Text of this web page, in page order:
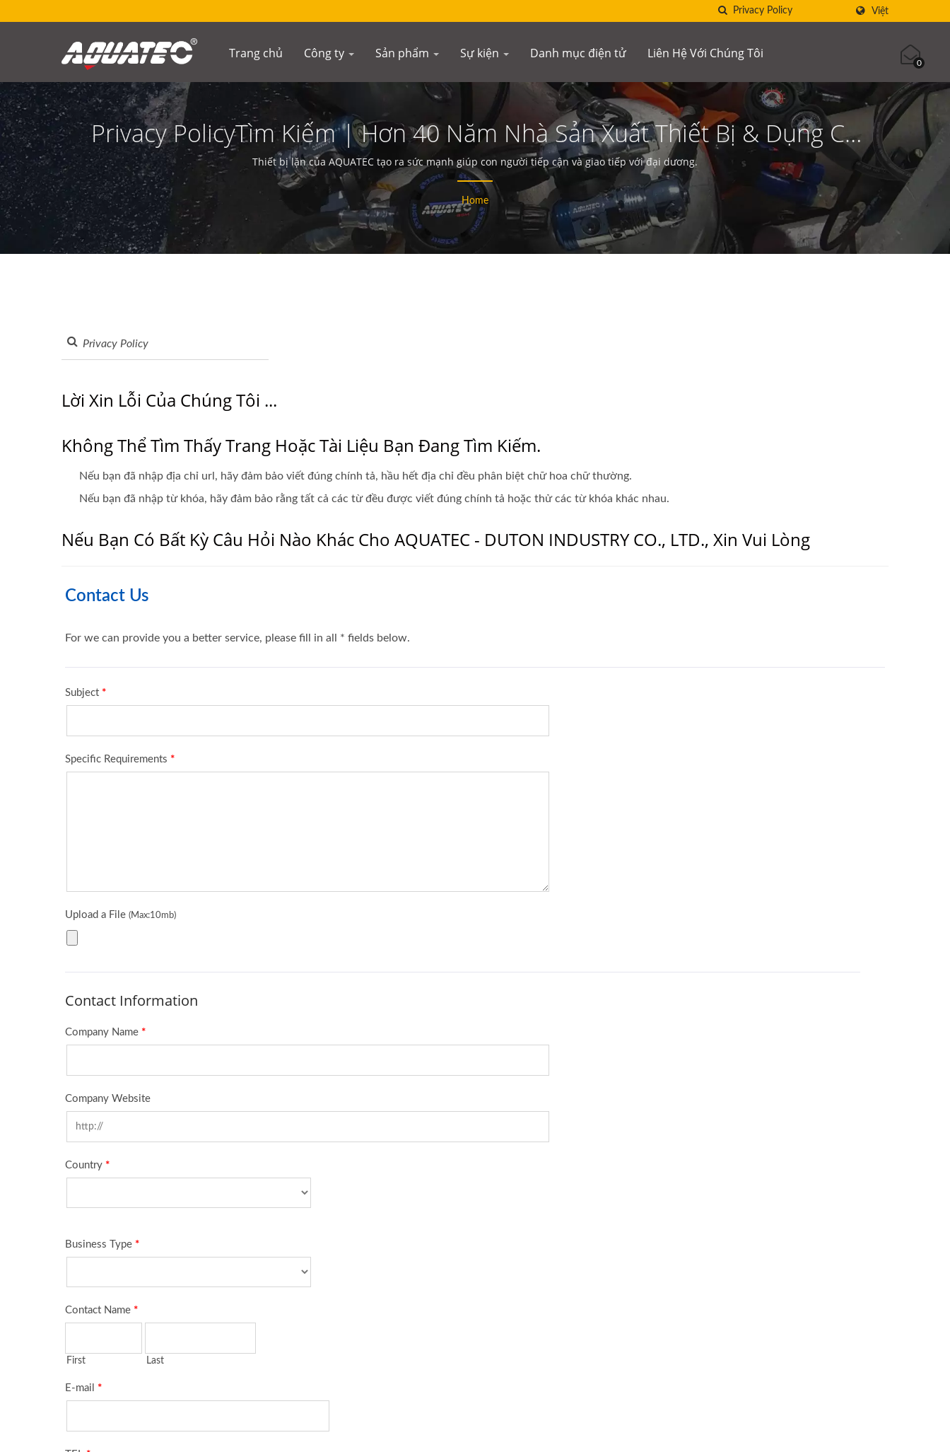
Việt
Trang chủ Công ty Sản phẩm Sự kiện Danh mục điện tử Liên Hệ Với Chúng Tôi
0
Privacy PolicyTìm Kiếm | Hơn 40 Năm Nhà Sản Xuất Thiết Bị & Dụng Cụ
Lặn | SCUBA AQUATEC
Thiết bị lặn của AQUATEC tạo ra sức mạnh giúp con người tiếp cận và giao tiếp với đại dương.
Home
Lời Xin Lỗi Của Chúng Tôi ...
Không Thể Tìm Thấy Trang Hoặc Tài Liệu Bạn Đang Tìm Kiếm.
Nếu bạn đã nhập địa chỉ url, hãy đảm bảo viết đúng chính tả, hầu hết địa chỉ đều phân biệt chữ hoa chữ thường.
Nếu bạn đã nhập từ khóa, hãy đảm bảo rằng tất cả các từ đều được viết đúng chính tả hoặc thử các từ khóa khác nhau.
Nếu Bạn Có Bất Kỳ Câu Hỏi Nào Khác Cho AQUATEC - DUTON INDUSTRY CO., LTD., Xin Vui Lòng